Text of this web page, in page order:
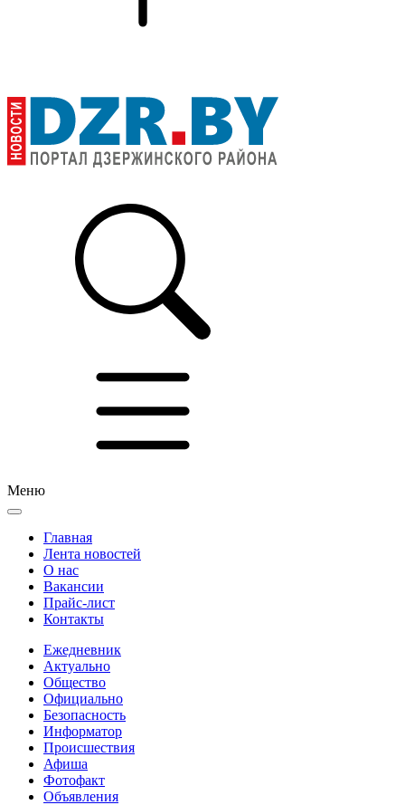
Меню
Главная
Лента новостей
О нас
Вакансии
Прайс-лист
Контакты
Ежедневник
Актуально
Общество
Официально
Безопасность
Информатор
Происшествия
Афиша
Фотофакт
Объявления